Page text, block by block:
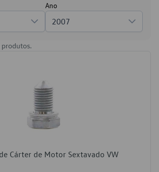
Ano
2007
produtos.
Cárter de Motor Sextavado VW